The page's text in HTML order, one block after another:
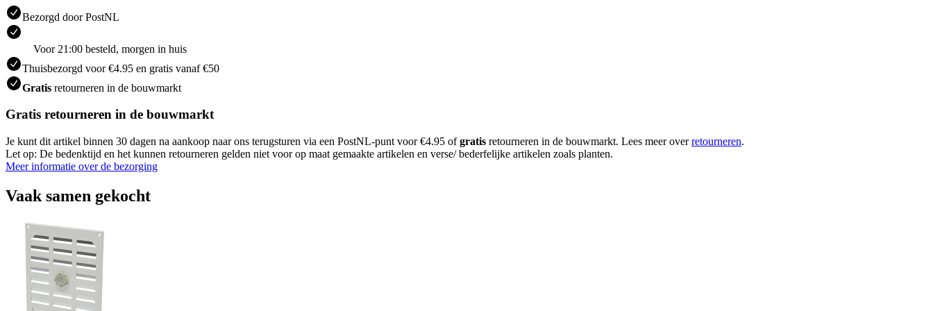
Bezorgd door PostNL
Voor 21:00 besteld, morgen in huis
Thuisbezorgd voor €4.95 en gratis vanaf €50
Gratis retourneren in de bouwmarkt
Gratis retourneren in de bouwmarkt
Je kunt dit artikel binnen 30 dagen na aankoop naar ons terugsturen via een PostNL-punt voor €4.95 ofgratis retourneren in de bouwmarkt. Lees meer overretourneren.
Let op: De bedenktijd en het kunnen retourneren gelden niet voor op maat gemaakte artikelen en verse/ bederfelijke artikelen zoals planten.
Meer informatie over de bezorging
Vaak samen gekocht